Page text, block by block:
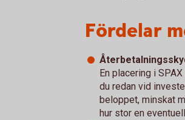
Fördelar
En placering i
du redan vid
beloppet, minskat
hur stor en